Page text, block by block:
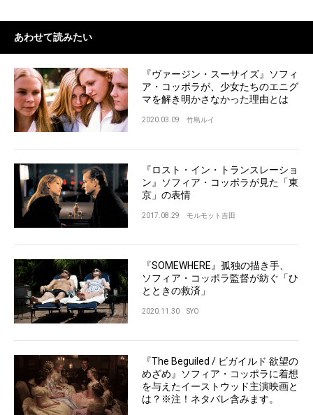
あわせて読みたい
『ヴァージン・スーサイズ』ソフィ
ア・コッポラが、少女たちのエニグ
マを解き明かさなかった理由とは
2020.03.09 竹島ルイ
『ロスト・イン・トランスレーショ
ン』ソフィア・コッポラが見た「東
京」の表情
2017.08.29 モルモット吉田
『SOMEWHERE』孤独の描き手、
ソフィア・コッポラ監督が紡ぐ「ひ
とときの救済」
2020.11.30 SYO
『The Beguiled / ビガイルド 欲望の
めざめ』ソフィア・コッポラに着想
を与えたイーストウッド主演映画と
は？※注！ネタバレ含みます。